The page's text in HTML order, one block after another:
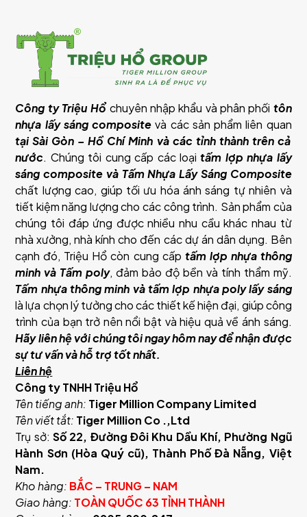
Công ty Triệu Hổchuyên nhập khẩu và phân phối tôn
nhựa lấy sáng composite và các sản phẩm liên quan
tại Sài Gòn – Hồ Chí Minh và các tỉnh thành trên cả
nước. Chúng tôi cung cấp các loạitấm lợp nhựa lấy
sáng composite và Tấm Nhựa Lấy Sáng Composite
chất lượng cao, giúp tối ưu hóa ánh sáng tự nhiên và
tiết kiệm năng lượng cho các công trình. Sản phẩm của
chúng tôi đáp ứng được nhiều nhu cầu khác nhau từ
nhà xưởng, nhà kính cho đến các dự án dân dụng. Bên
cạnh đó, Triệu Hổ còn cung cấp tấm lợp nhựa thông
minh và Tấm poly, đảm bảo độ bền và tính thẩm mỹ.
Tấm nhựa thông minh và tấm lợp nhựa poly lấy sáng
là lựa chọn lý tưởng cho các thiết kế hiện đại, giúp công
trình của bạn trở nên nổi bật và hiệu quả về ánh sáng.
Hãy liên hệ với chúng tôi ngay hôm nay để nhận được
sự tư vấn và hỗ trợ tốt nhất.
Liên hệ
Công ty TNHH Triệu Hổ
Tên tiếng anh: Tiger Million Company Limited
Tên viết tắt: Tiger Million Co .,Ltd
Trụ sở:Số 22, Đường Đôi Khu Dầu Khí, Phường Ngũ
Hành Sơn (Hòa Quý cũ), Thành Phố Đà Nẵng, Việt
Nam.
Kho hàng: BẮC – TRUNG – NAM
Giao hàng: TOÀN QUỐC 63 TỈNH THÀNH